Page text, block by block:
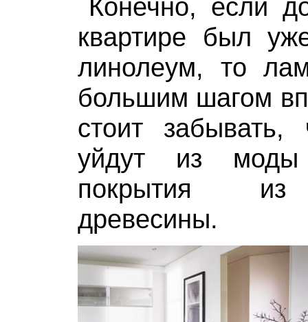
Конечно, если
квартире был
линолеум, то
большим шагом
стоит забывать,
уйдут из
покрытия из
древесины.